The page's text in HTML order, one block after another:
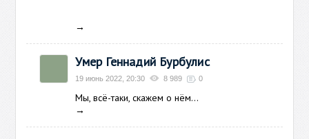
→
Умер Геннадий Бурбулис
19 июнь 2022, 20:30 8 989 0
Мы, всё-таки, скажем о нём...
→